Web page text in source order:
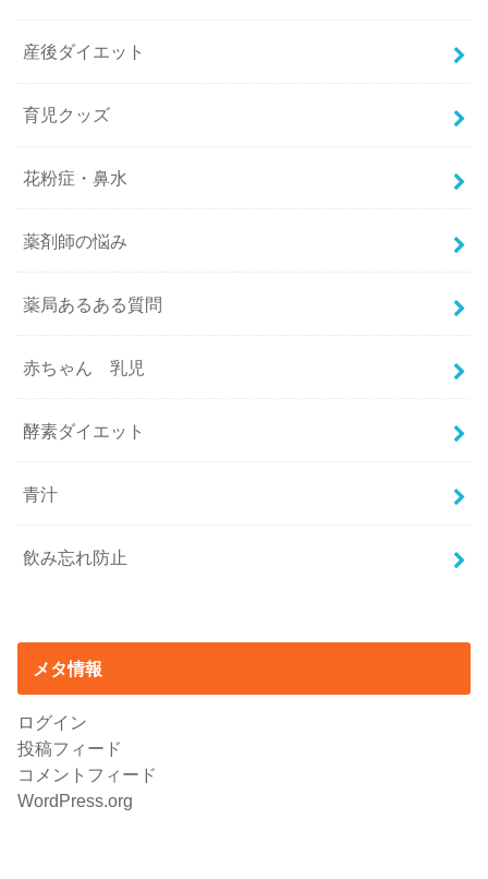
産後ダイエット
育児クッズ
花粉症・鼻水
薬剤師の悩み
薬局あるある質問
赤ちゃん 乳児
酵素ダイエット
青汁
飲み忘れ防止
メタ情報
ログイン
投稿フィード
コメントフィード
WordPress.org